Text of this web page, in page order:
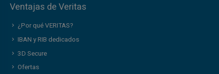
Ventajas de Veritas
¿Por qué VERITAS?
IBAN y RIB dedicados
3D Secure
Ofertas